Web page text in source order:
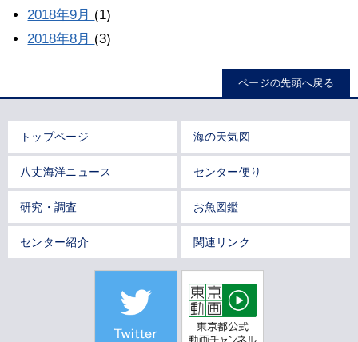
2018年9月 (1)
2018年8月 (3)
ページの先頭へ戻る
トップページ 海の天気図
八丈海洋ニュース センター便り
研究・調査 お魚図鑑
センター紹介 関連リンク